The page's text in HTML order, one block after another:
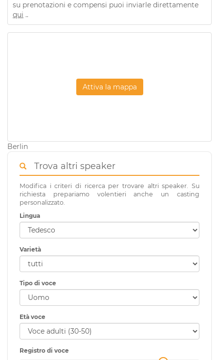
su prenotazioni e compensi puoi inviarle direttamente
qui ..
Attiva la mappa
Berlin
Trova altri speaker
Modifica i criteri di ricerca per trovare altri speaker. Su
richiesta prepariamo volentieri anche un casting
personalizzato.
Lingua
Varietà
Tipo di voce
Età voce
Registro di voce